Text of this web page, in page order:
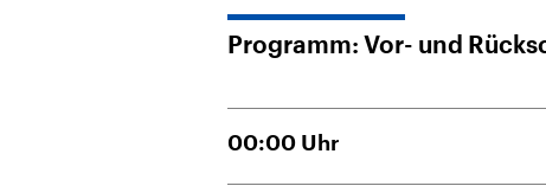
Landtagswahl Sachsen-
Programm: Vor- und
00:00 Uhr